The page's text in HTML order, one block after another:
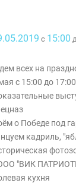
с 15:00
всех на
с 15:00 до 17:00
о Победе под
кадриль,
"ВИК
кухня